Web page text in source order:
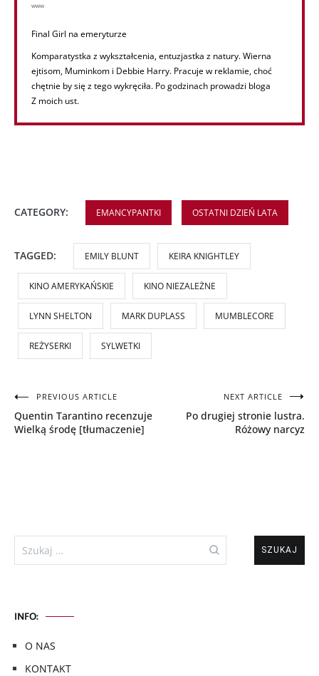
www
Final Girl na emeryturze
Komparatystka z wykształcenia, entuzjastka z natury. Wierna
ejtisom, Muminkom i Debbie Harry. Pracuje w reklamie, choć
chętnie by się z tego wykręciła. Po godzinach prowadzi bloga
Z moich ust.
CATEGORY: EMANCYPANTKI OSTATNI DZIEŃ LATA
TAGGED: EMILY BLUNT KEIRA KNIGHTLEY
KINO AMERYKAŃSKIE KINO NIEZALEŻNE
LYNN SHELTON MARK DUPLASS MUMBLECORE
REŻYSERKI SYLWETKI
Nawigacja
wpisu
PREVIOUS ARTICLE
Quentin Tarantino recenzuje
Wielką środę [tłumaczenie]
NEXT ARTICLE
Po drugiej stronie lustra.
Różowy narcyz
Szukaj:
INFO:
O NAS
KONTAKT